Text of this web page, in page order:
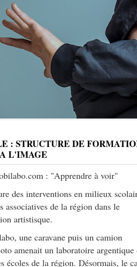
: STRUCTURE DE
L'IMAGE
: "Apprendre à voir"
des interventions en milieux
associatives de la région dans le
artistisque.
une caravane puis un camion
amenait un laboratoire argentique
écoles de la région. Désormais, le